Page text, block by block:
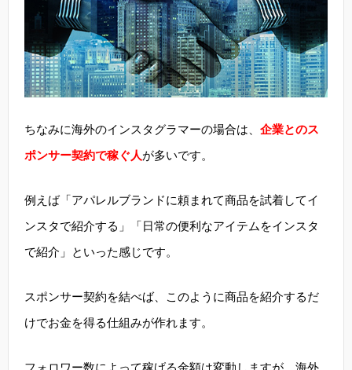
ちなみに海外のインスタグラマーの場合は、 企業とのス
ポンサー契約で稼ぐ人が多いです。
例えば「アパレルブランドに頼まれて商品を試着してイ
ンスタで紹介する」「日常の便利なアイテムをインスタ
で紹介」といった感じです。
スポンサー契約を結べば、このように商品を紹介するだ
けでお金を得る仕組みが作れます。